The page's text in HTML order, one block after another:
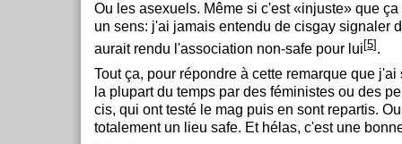
Ou les asexuels. Même si c'est «injuste» que
un sens: j'ai jamais entendu de cisgay signaler
aurait rendu l'association non-safe pour lui [5] .
Tout ça, pour répondre à cette remarque que
la plupart du temps par des féministes ou des
cis, qui ont testé le mag puis en sont repartis.
totalement un lieu safe. Et hélas, c'est une